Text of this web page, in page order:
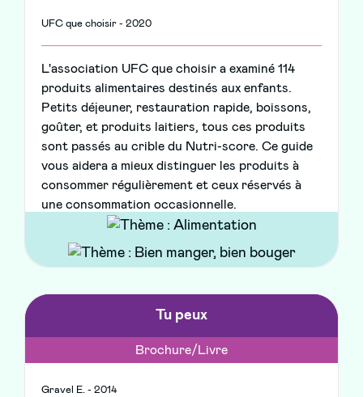
UFC que choisir - 2020
L'association UFC que choisir a examiné 114
produits alimentaires destinés aux enfants.
Petits déjeuner, restauration rapide, boissons,
goûter, et produits laitiers, tous ces produits
sont passés au crible du Nutri-score. Ce guide
vous aidera a mieux distinguer les produits à
consommer régulièrement et ceux réservés à
une consommation occasionnelle.
Tu peux
Brochure/Livre
Gravel E. - 2014